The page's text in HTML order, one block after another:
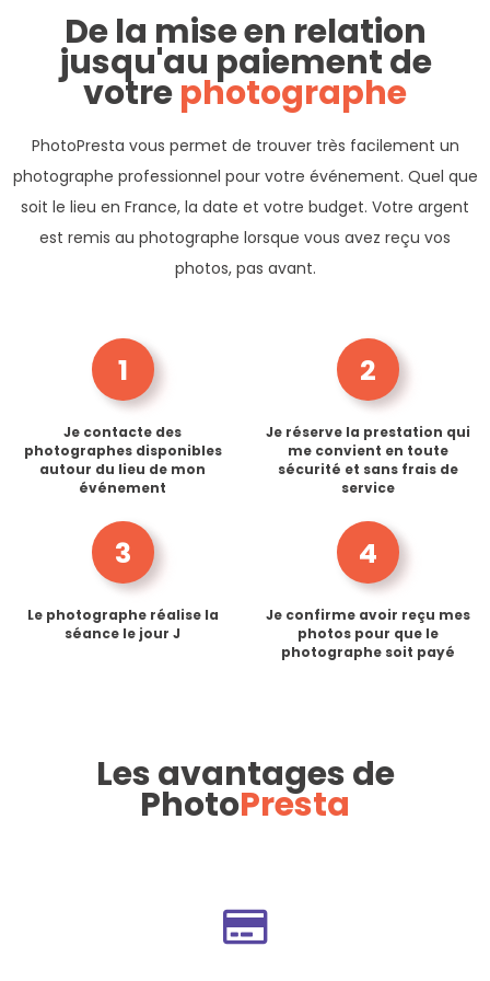
De la mise en relation
jusqu'au paiement de
votrephotographe
PhotoPresta vous permet de trouver très facilement un
photographe professionnel pour votre événement. Quel que
soit le lieu en France, la date et votre budget. Votre argent
est remis au photographe lorsque vous avez reçu vos
photos, pas avant.
1
Je contacte des
photographes disponibles
autour du lieu de mon
événement
2
Je réserve la prestation qui
me convient en toute
sécurité et sans frais de
service
3
Le photographe réalise la
séance le jour J
4
Je confirme avoir reçu mes
photos pour que le
photographe soit payé
Les avantages de
PhotoPresta